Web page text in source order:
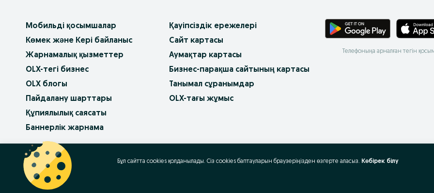
Мобильді қосымшалар
Көмек және Кері байланыс
Жарнамалық қызметтер
OLX-тегі бизнес
OLX блогы
Пайдалану шарттары
Құпиялылық саясаты
Баннерлік жарнама
Қауіпсіздік ережелері
Сайт картасы
Аумақтар картасы
Бизнес-парақша сайтының картасы
Танымал сұранымдар
OLX-тағы жұмыс
Телефоныңа арналған тегін
OLX.bg
Бұл сайтта cookies қолданылады. Сіз cookies баптауларын браузеріңізден өзгерте аласыз. Көбірек білу